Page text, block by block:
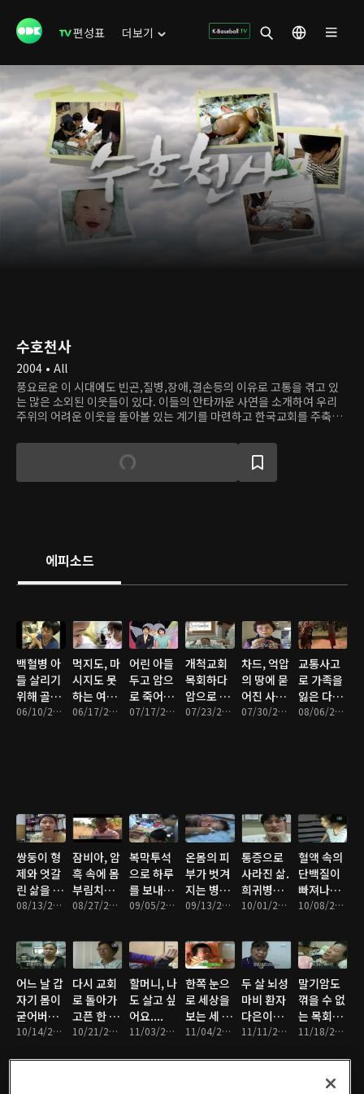
편성표 더보기
수호천사
2004 • All
풍요로운 이 시대에도 빈곤,질병,장애,결손등의 이유로 고통을 겪고 있
는 많은 소외된 이웃들이 있다. 이들의 안타까운 사연을 소개하여 우리
주위의 어려운 이웃을 돌아볼 있는 계기를 마련하고 한국교회를 주축으
적 온정이 아닌 소외된 이웃의 자립을 도모하는 신 개념의 이웃사랑 프로
에피소드
백혈병 아
들 살리기
위해 골수
기증 한 엄
06/10/2013 • 35분
먹지도, 마
시지도 못
하는 여섯
살 홍녕이
06/17/2013 • 34분
어린 아들
두고 암으
로 죽어가
는 아빠의
07/17/2013 • 34분
개척교회
목회하다
암으로 쓰
러진 목사
07/23/2013 • 35분
차드, 억압
의 땅에 묻
어진 사남
매의 꿈 07/30/2013 • 36분
교통사고
로 가족을
잃은 다은
이와 다정
08/06/2013 • 35분
쌍둥이 형
제와 엇갈
린 삶을 살
아가는 무
08/13/2013 • 35분
잠비아, 암
흑 속에 몸
부림치는
올리버를08/27/2013 • 37분
복막투석
으로 하루
를 보내는
아이
09/05/2013 • 35분
온몸의 피
부가 벗겨
지는 병을
앓는 네 살
09/13/2013 • 35분
통증으로
사라진 삶.
희귀병에
걸린 가장
10/01/2013 • 34분
혈액 속의
단백질이
빠져나가
는 병을 앓
이
10/08/2013 • 34분
어느 날 갑
자기 몸이
굳어버린
아이
10/14/2013 • 34분
다시 교회
로 돌아가
고픈 한 사
모의 눈물
10/21/2013 • 36분
할머니, 나
도 살고 싶
어요....
11/03/2013 • 34분
한쪽 눈으
로 세상을
보는 세 살
서우
11/04/2013 • 34분
두 살 뇌성
마비 환자
다은이에
게 희망을
11/11/2013 • 34분
말기암도
꺾을 수 없
는 목회의
열정
11/18/2013 • 34분